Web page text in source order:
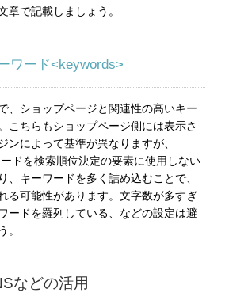
章で記載しましょう。
ワード<keywords>
、ショップページと関連性の高いキー
こちらもショップページ側には表示さ
ンによって基準が異なりますが、
ドを検索順位決定の要素に使用しない
、キーワードを多く詰め込むことで、
る可能性があります。文字数が多すぎ
ードを羅列している、などの設定は避
。
などの活用